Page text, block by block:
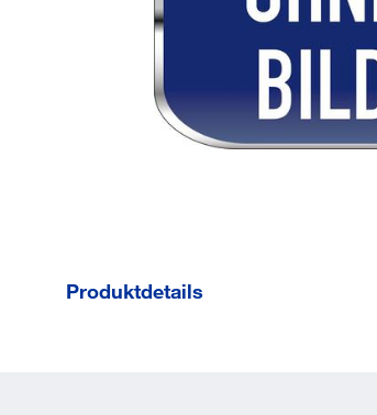
Produktdetails